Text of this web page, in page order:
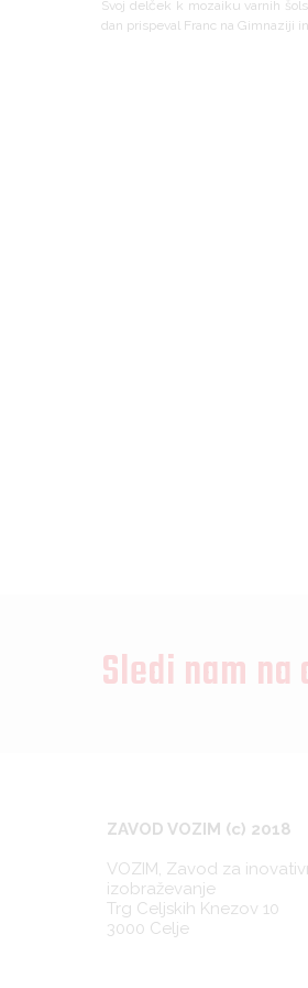
Svoj delček k mozaiku varnih
dan prispeval Franc na Gimnaziji
Sledi nam
ZAVOD VOZIM (c) 2018
VOZIM, Zavod za
izobraževanje
Trg Celjskih Knezov 10
3000 Celje